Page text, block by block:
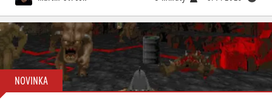
NOVINKA